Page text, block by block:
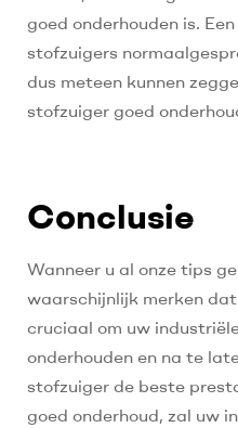
goed onderhouden is.
stofzuigers
dus meteen kunnen
stofzuiger goed
Conclusie
Wanneer u al onze tips
waarschijnlijk merken
cruciaal om uw
onderhouden en na te
stofzuiger de beste
goed onderhoud, zal uw